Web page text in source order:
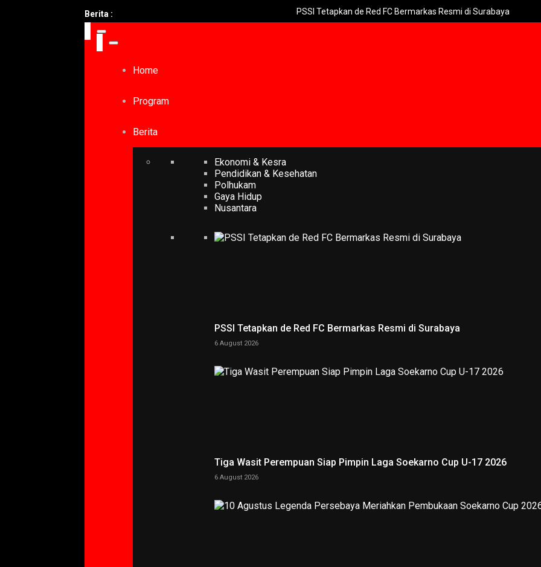
Berita : PSSI Tetapkan de Red FC Bermarkas Resmi di Surabaya Tiga
Home
Program
Berita
Ekonomi & Kesra
Pendidikan & Kesehatan
Polhukam
Gaya Hidup
Nusantara
PSSI Tetapkan de Red FC Bermarkas Resmi di Surabaya
6 August 2026
Tiga Wasit Perempuan Siap Pimpin Laga Soekarno Cup U-17 2026
6 August 2026